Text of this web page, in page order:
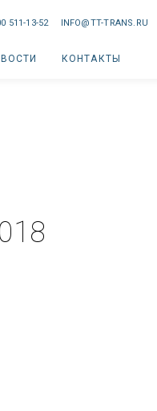
511-13-52 INFO@TT-TRANS.RU
КОНТАКТЫ